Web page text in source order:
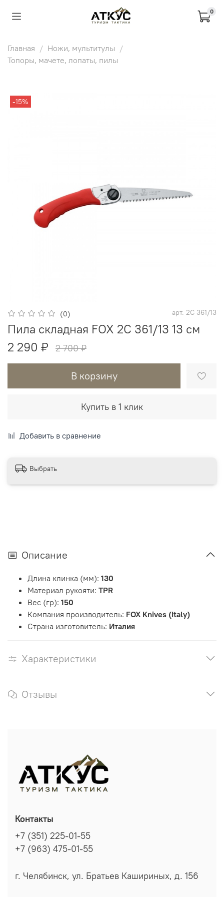
0
Главная
Ножи, мультитулы
Топоры, мачете, лопаты, пилы
-15%
(0) арт. 2C 361/13
Пила складная FOX 2C 361/13 13 см
2 290 ₽
2 700 ₽
В корзину
Купить в 1 клик
Добавить в сравнение
Выбрать
Описание
Длина клинка (мм): 130
Материал рукояти: TPR
Вес (гр): 150
Компания производитель: FOX Knives (Italy)
Страна изготовитель: Италия
Характеристики
Отзывы
Контакты
+7 (351) 225-01-55
+7 (963) 475-01-55
г. Челябинск, ул. Братьев Кашириных, д. 156